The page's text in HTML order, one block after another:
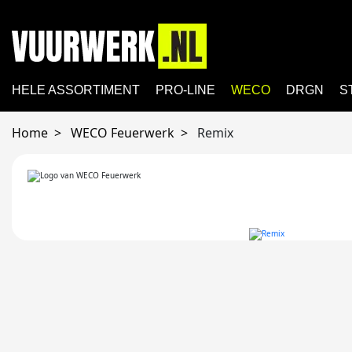
HELE ASSORTIMENT PRO-LINE WECO DRGN
Home WECO Feuerwerk Remix